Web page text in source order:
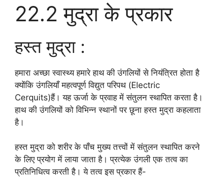
22.2 मुद्रा के प्रकार
हस्त मुद्रा :
हमारा अच्छा स्वास्थ्य हमारे हाथ की उंगलियों से नियंत्रित होता है
क्योंकि उंगलियाँ महत्वपूर्ण विद्युत परिपथ (Electric
Cerquits)हैं। यह ऊर्जा के प्रवाह में संतुलन स्थापित करता है।
हाथ की उंगलियों को विभिन्न स्थानों पर छूना हस्त मुद्रा कहलाता
है।
हस्त मुद्रा को शरीर के पाँच मुख्य तत्त्वों में संतुलन स्थापित करने
के लिए प्रयोग में लाया जाता है। प्रत्येक उंगली एक तत्व का
प्रतिनिधित्व करती है। ये तत्व इस प्रकार हैं-